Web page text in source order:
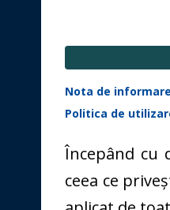
Nota de
Politica de
Începând cu
ceea ce